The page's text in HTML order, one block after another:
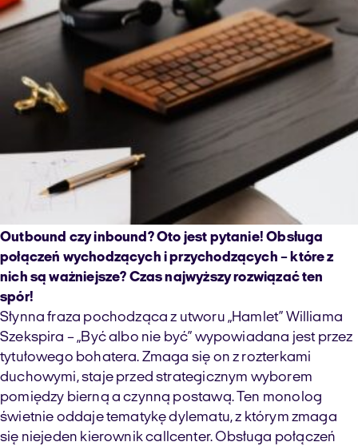
Outbound czy inbound? Oto jest pytanie! Obsługa
połączeń wychodzących i przychodzących – które z
nich są ważniejsze? Czas najwyższy rozwiązać ten
spór!
Słynna fraza pochodząca z utworu „Hamlet” Williama
Szekspira – „Być albo nie być” wypowiadana jest przez
tytułowego bohatera. Zmaga się on z rozterkami
duchowymi, staje przed strategicznym wyborem
pomiędzy bierną a czynną postawą. Ten monolog
świetnie oddaje tematykę dylematu, z którym zmaga
się niejeden kierownikcallcenter. Obsługa połączeń